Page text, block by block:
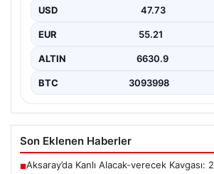
Politikası Kurulu toplantısı için tarih ve
USD 47.73
EUR 55.21
ALTIN 6630.9
BTC 3093998
Son Eklenen Haberler
■Aksaray’da Kanlı Alacak-verecek Kavgası: